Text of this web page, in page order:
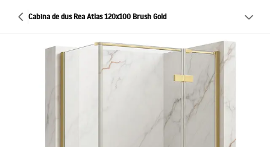
Cabina de dus Rea Atlas 120x100 Brush Gold